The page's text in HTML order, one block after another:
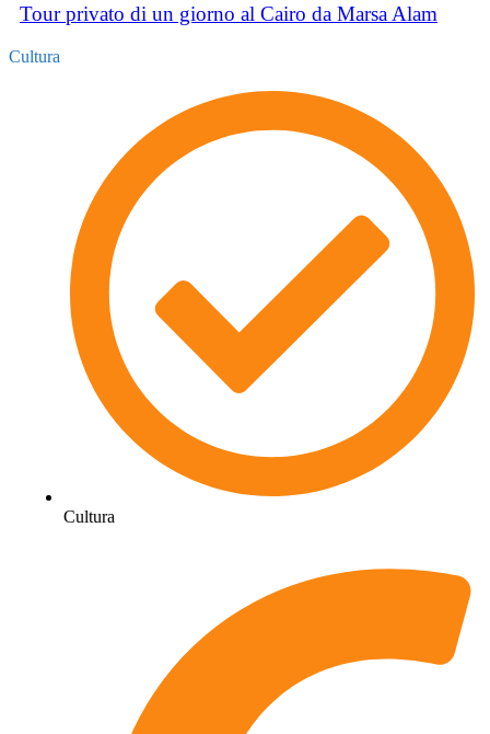
Tour privato di un giorno al Cairo da Marsa Alam
Cultura
Cultura